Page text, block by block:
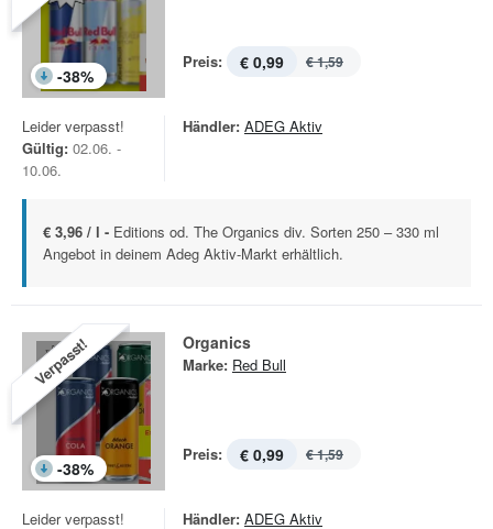
-38%
Preis: € 0,99 € 1,59
Leider verpasst!
Gültig: 02.06. -
10.06.
Händler: ADEG Aktiv
€ 3,96 / l - Editions od. The Organics div. Sorten 250 – 330 ml
Angebot in deinem Adeg Aktiv-Markt erhältlich.
Verpasst!
-38%
Organics
Marke: Red Bull
Preis: € 0,99 € 1,59
Leider verpasst!
Händler: ADEG Aktiv